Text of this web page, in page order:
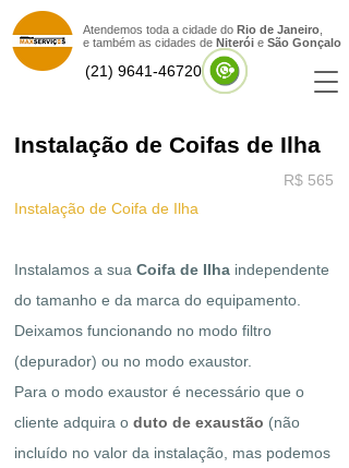
Atendemos toda a cidade do Rio de Janeiro
e também as cidades de Niterói e São Gonçalo
(21) 9641-46720
Instalação de Coifas de Ilha
R$ 565
Instalação de Coifa de Ilha
Instalamos a sua Coifa de Ilha independente
do tamanho e da marca do equipamento.
Deixamos funcionando no modo filtro
(depurador) ou no modo exaustor.
Para o modo exaustor é necessário que o
cliente adquira o duto de exaustão (não
incluído no valor da instalação, mas podemos